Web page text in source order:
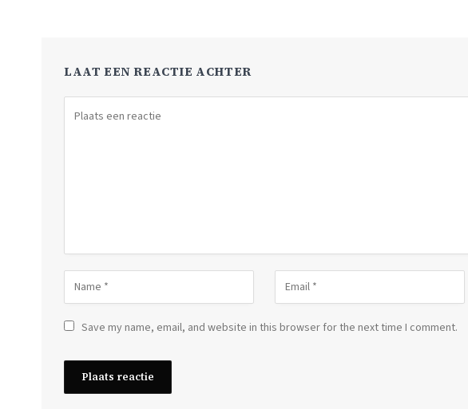
LAAT EEN REACTIE ACHTER
Save my name, email, and website in this browser for the next time I comment.